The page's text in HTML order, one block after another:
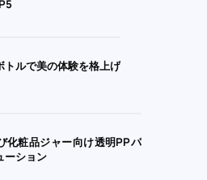
トルで美の体験を格上げ
化粧品ジャー向け透明PPパ
ーション